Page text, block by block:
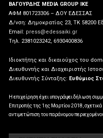
ΒΑΓΟΥΡΔΗΣ MEDIA GROUP IKE
ΑΦΜ 801723306 – ΔΟΥ ΕΔΕΣΣΑΣ
Δ/νση: Δημοκρατίας 23, ΤΚ 58200
Email: press@edessaiki.gr
Tηλ. 2381023242, 6930400836
Ιδιοκτήτης και δικαιούχος του
Διευθυντής και Διαχειριστής
Διευθυντής Σύνταξης: Ευθύμιος
Η επιχείρηση έχει υπογράψει δήλωση
Επιτροπής της 1ης Μαρτίου 2018,
αντιμετώπιση του παράνομου